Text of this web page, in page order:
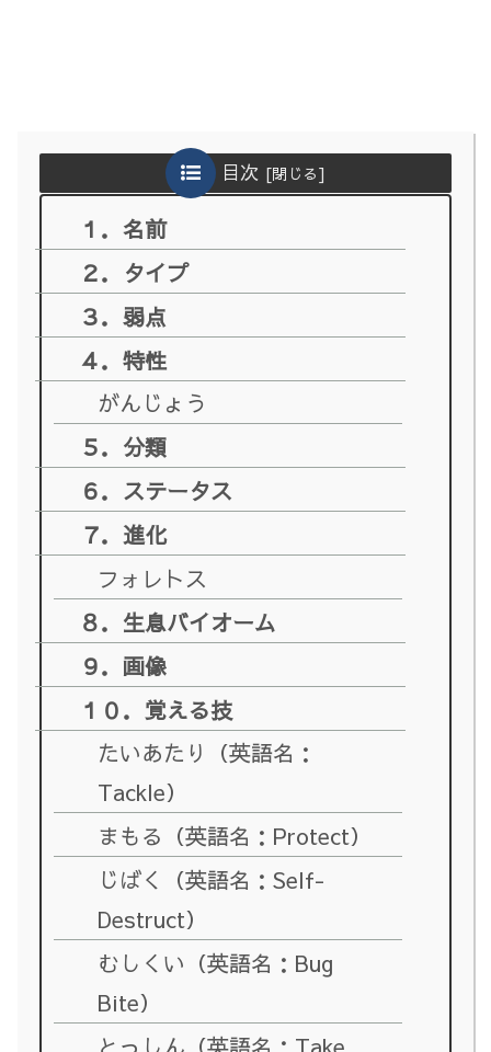
目次
１．名前
２．タイプ
３．弱点
４．特性
がんじょう
５．分類
６．ステータス
７．進化
フォレトス
８．生息バイオーム
９．画像
１０．覚える技
たいあたり（英語名：
Tackle）
まもる（英語名：Protect）
じばく（英語名：Self-
Destruct）
むしくい（英語名：Bug
Bite）
とっしん（英語名：Take